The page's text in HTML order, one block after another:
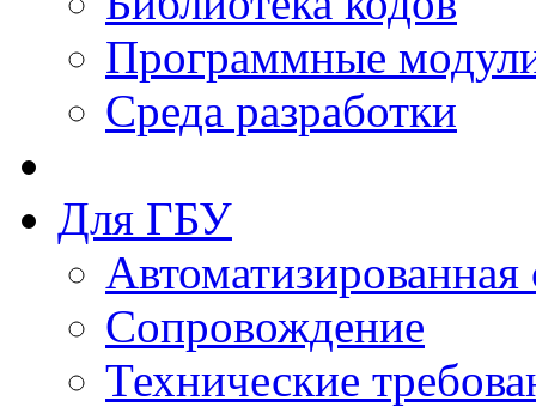
Программные
Среда разработки
Для ГБУ
Сопровождение
Технические